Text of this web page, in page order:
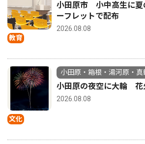
教育
小田原市 小中高生に
ーフレットで配布
2026.08.08
文化
小田原・箱根・湯河原・真
小田原の夜空に大輪 花
2026.08.08